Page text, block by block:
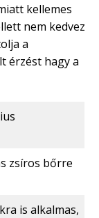
kellemes
nem kedvez
a
érzést hagy a
zsíros bőrre
is alkalmas,